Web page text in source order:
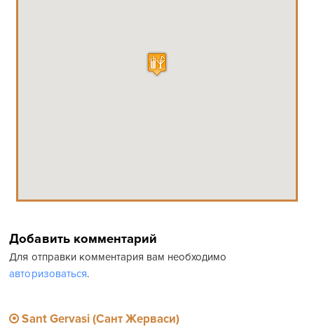
Добавить комментарий
Для отправки комментария вам необходимо
авторизоваться.
Sant Gervasi (Сант Жерваси)